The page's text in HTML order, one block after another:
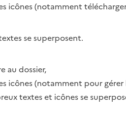
icônes (notamment
se superposent.
au dossier,
icônes (notamment pour
textes et icônes se